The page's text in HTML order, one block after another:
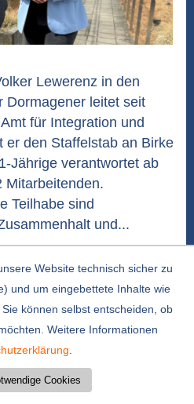
Website technisch sicher zu
und um eingebettete Inhalte wie
können selbst entscheiden, ob
Weitere Informationen
Cookies
Lewerenz in den
Dormagener leitet seit
für Integration und
er den Staffelstab an Birke
Jährige verantwortet ab
Mitarbeitenden.
Teilhabe sind
und...
sich weiterhin in